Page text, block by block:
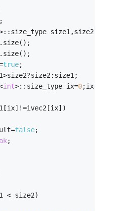
size1,size2,
true;
int>::size_type ix=0
false;
;
< size2)